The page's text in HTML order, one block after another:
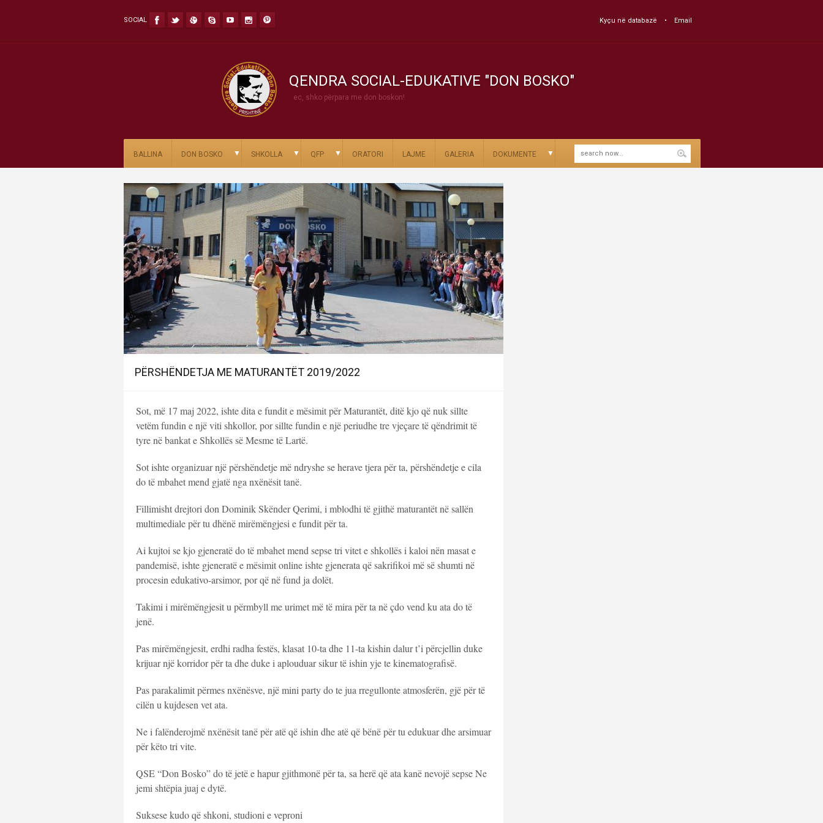
SOCIAL Kyçu në databazë Email
QENDRA SOCIAL-EDUKATIVE "DON BOSKO"
ec, shko përpara me don boskon!
BALLINA DON BOSKO ▼ SHKOLLA ▼ QFP ▼ ORATORI LAJME GALERIA DOKUMENTE ▼
PËRSHËNDETJA ME MATURANTËT 2019/2022
Sot, më 17 maj 2022, ishte dita e fundit e mësimit për Maturantët, ditë kjo që nuk sillte
vetëm fundin e një viti shkollor, por sillte fundin e një periudhe tre vjeçare të qëndrimit të
tyre në bankat e Shkollës së Mesme të Lartë.
Sot ishte organizuar një përshëndetje më ndryshe se herave tjera për ta, përshëndetje e cila
do të mbahet mend gjatë nga nxënësit tanë.
Fillimisht drejtori don Dominik Skënder Qerimi, i mblodhi të gjithë maturantët në sallën
multimediale për tu dhënë mirëmëngjesi e fundit për ta.
Ai kujtoi se kjo gjeneratë do të mbahet mend sepse tri vitet e shkollës i kaloi nën masat e
pandemisë, ishte gjeneratë e mësimit online ishte gjenerata që sakrifikoi më së shumti në
procesin edukativo-arsimor, por që në fund ja dolët.
Takimi i mirëmëngjesit u përmbyll me urimet më të mira për ta në çdo vend ku ata do të
jenë.
Pas mirëmëngjesit, erdhi radha festës, klasat 10-ta dhe 11-ta kishin dalur t’i përcjellin duke
krijuar një korridor për ta dhe duke i aplouduar sikur të ishin yje te kinematografisë.
Pas parakalimit përmes nxënësve, një mini party do te jua rregullonte atmosferën, gjë për të
cilën u kujdesen vet ata.
Ne i falënderojmë nxënësit tanë për atë që ishin dhe atë që bënë për tu edukuar dhe arsimuar
për këto tri vite.
QSE “Don Bosko” do të jetë e hapur gjithmonë për ta, sa herë që ata kanë nevojë sepse Ne
jemi shtëpia juaj e dytë.
Suksese kudo që shkoni, studioni e veproni